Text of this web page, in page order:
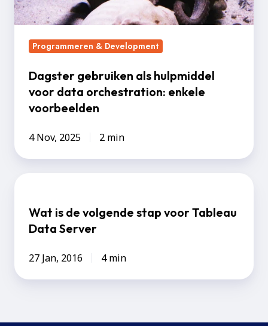
voorbeelden
Programmeren & Development
Dagster gebruiken als hulpmiddel
voor data orchestration: enkele
voorbeelden
4 Nov, 2025 2 min
volgende
voor
Tableau
Wat is de volgende stap voor Tableau
Data Server
27 Jan, 2016 4 min